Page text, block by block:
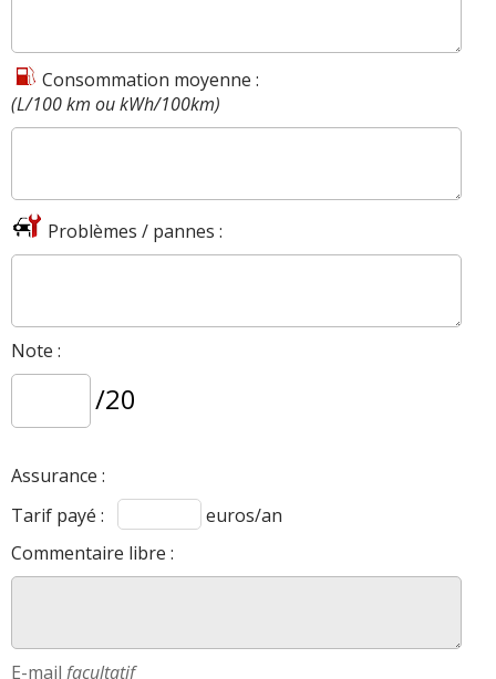
Consommation moyenne :
(L/100 km ou kWh/100km)
Problèmes / pannes :
Note :
/20
Assurance :
Tarif payé :
euros/an
Commentaire libre :
E-mail facultatif